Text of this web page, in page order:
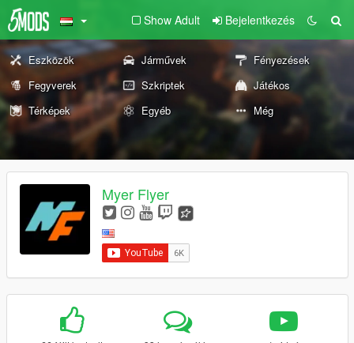
Show Adult Bejelentkezés
Eszközök Járművek
Fényezések
Fegyverek
Szkriptek
Játékos
Térképek
Egyéb Még
Myer Flyer